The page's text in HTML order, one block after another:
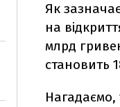
Як
на
млрд
становить
Нагадаємо,